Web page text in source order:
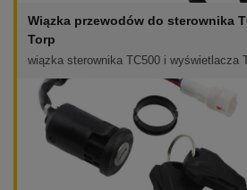
Wiązka przewodów do sterownika
Torp
wiązka sterownika TC500 i wyświetlacza